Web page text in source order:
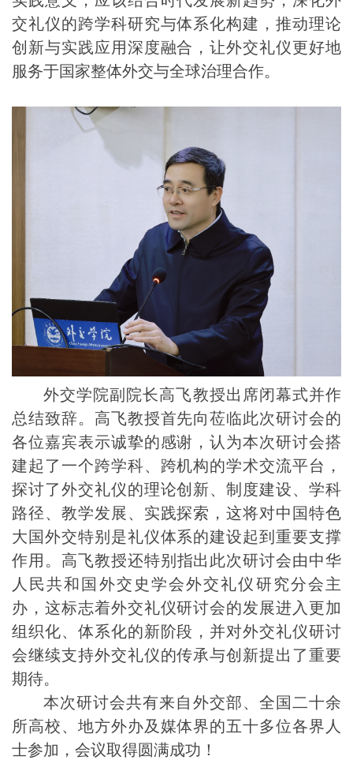
交礼仪的跨学科研究与体系化构建，推动理论
创新与实践应用深度融合，让外交礼仪更好地
服务于国家整体外交与全球治理合作。
外交学院副院长高飞教授出席闭幕式并作
总结致辞。 高飞教授首先向莅临此次研讨会的
各位嘉宾表示诚挚的感谢，认为本次研讨会搭
建起了 一个跨学科、跨机构的学术交流平台，
探讨了外交礼仪的理论创新、制度建设、学科
路径、教学发展、实践探索，这将对中国特色
大国外交特别是礼仪体系的建设起到重要支撑
作用。 高飞教授还特别 指出此次研讨会由中华
人民共和国外交史学会外交礼仪研究分会主
办， 这标志着外交礼仪研讨会的发展进入更加
组织化、体系化的新阶段，并对外交礼仪研讨
会继续支持外交礼仪的传承与创新提出了重要
期待。
本次研讨会共有来自外交部、全国二十余
所高校、地方外办及媒体界的五十多位各界人
士参加，会议取得圆满成功！